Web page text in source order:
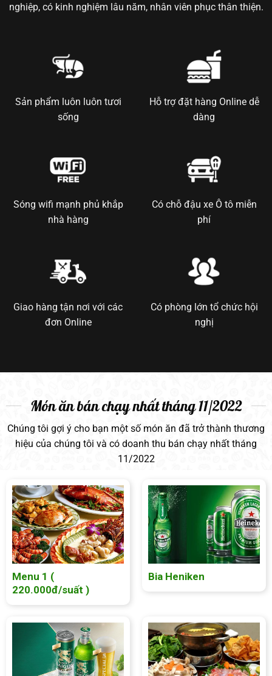
nghiệp, có kinh nghiệm lâu năm, nhân viên phục thân thiện.
Sản phẩm luôn luôn tươi
sống
Hỗ trợ đặt hàng Online dễ
dàng
Sóng wifi mạnh phủ khắp
nhà hàng
Có chỗ đậu xe Ô tô miễn
phí
Giao hàng tận nơi với các
đơn Online
Có phòng lớn tổ chức hội
nghị
Món ăn bán chạy nhất tháng 11/2022
Chúng tôi gợi ý cho bạn một số món ăn đã trở thành thương
hiệu của chúng tôi và có doanh thu bán chạy nhất tháng
11/2022
Menu 1 (
220.000đ/suất )
Bia Heniken